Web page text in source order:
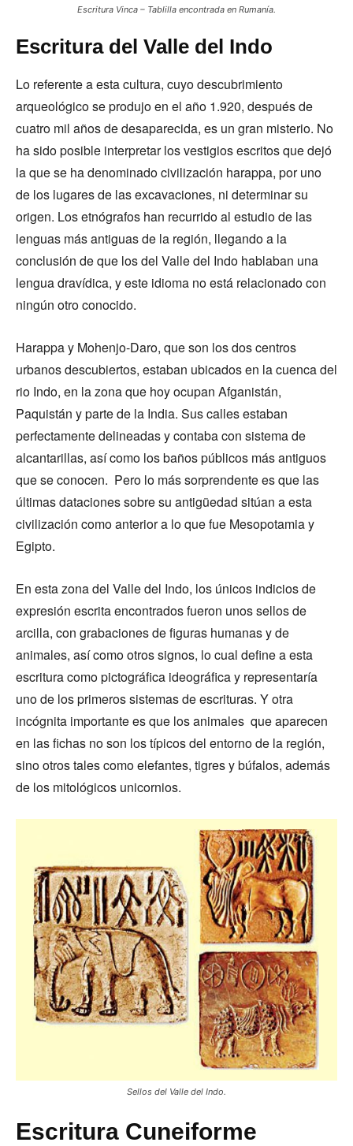
Escritura Vinca – Tablilla encontrada en Rumanía.
Escritura del Valle del Indo
Lo referente a esta cultura, cuyo descubrimiento
arqueológico se produjo en el año 1.920, después de
cuatro mil años de desaparecida, es un gran misterio. No
ha sido posible interpretar los vestigios escritos que dejó
la que se ha denominado civilización harappa, por uno
de los lugares de las excavaciones, ni determinar su
origen. Los etnógrafos han recurrido al estudio de las
lenguas más antiguas de la región, llegando a la
conclusión de que los del Valle del Indo hablaban una
lengua dravídica, y este idioma no está relacionado con
ningún otro conocido.
Harappa y Mohenjo-Daro, que son los dos centros
urbanos descubiertos, estaban ubicados en la cuenca del
rio Indo, en la zona que hoy ocupan Afganistán,
Paquistán y parte de la India. Sus calles estaban
perfectamente delineadas y contaba con sistema de
alcantarillas, así como los baños públicos más antiguos
que se conocen. Pero lo más sorprendente es que las
últimas dataciones sobre su antigüedad sitúan a esta
civilización como anterior a lo que fue Mesopotamia y
Egipto.
En esta zona del Valle del Indo, los únicos indicios de
expresión escrita encontrados fueron unos sellos de
arcilla, con grabaciones de figuras humanas y de
animales, así como otros signos, lo cual define a esta
escritura como pictográfica ideográfica y representaría
uno de los primeros sistemas de escrituras. Y otra
incógnita importante es que los animales que aparecen
en las fichas no son los típicos del entorno de la región,
sino otros tales como elefantes, tigres y búfalos, además
de los mitológicos unicornios.
Sellos del Valle del Indo.
Escritura Cuneiforme